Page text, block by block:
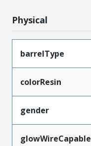
Physical
barrelType
colorResin
gender
glowWireCapable